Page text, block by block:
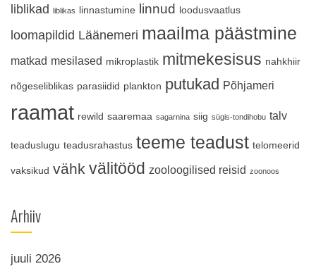
liblikad liblikas linnastumine linnud loodusvaatlus
loomapildid Läänemeri maailma päästmine
matkad mesilased mikroplastik mitmekesisus nahkhiir
nõgeseliblikas parasiidid plankton putukad Põhjameri
raamat rewild saaremaa sagarnina siig sügis-tondihobu talv
teaduslugu teadusrahastus teeme teadust telomeerid
vaksikud vähk välitööd zooloogilised reisid zoonoos
Arhiiv
juuli 2026